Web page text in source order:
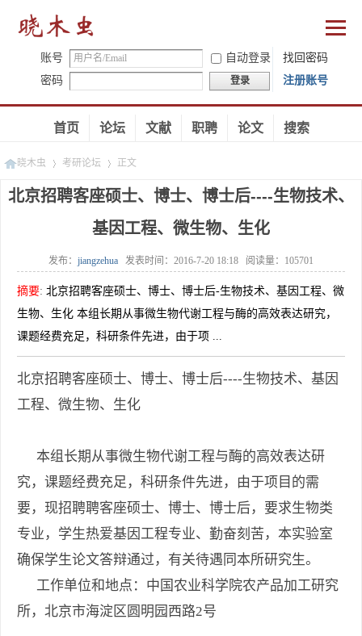
账号 自动登录
找回密码
密码
登录 注册账号
首页 论坛 文献 职聘 论文 搜索
晓木虫 考研论坛
»
正文
北京招聘客座硕士、博士、博士后----生物技术、
基因工程、微生物、生化
发布： jiangzehua 发表时间： 2016-7-20 18:18 阅读量： 105701
摘要: 北京招聘客座硕士、博士、博士后-生物技术、基因工程、微
生物、生化 本组长期从事微生物代谢工程与酶的高效表达研究，
课题经费充足，科研条件先进，由于项 ...
北京招聘客座硕士、博士、博士后----生物技术、基因
工程、微生物、生化
本组长期从事微生物代谢工程与酶的高效表达研
究，课题经费充足，科研条件先进，由于项目的需
要，现招聘聘客座硕士、博士、博士后，要求生物类
专业，学生热爱基因工程专业、勤奋刻苦，本实验室
确保学生论文答辩通过，有关待遇同本所研究生。
工作单位和地点：中国农业科学院农产品加工研究
所，北京市海淀区圆明园西路2号